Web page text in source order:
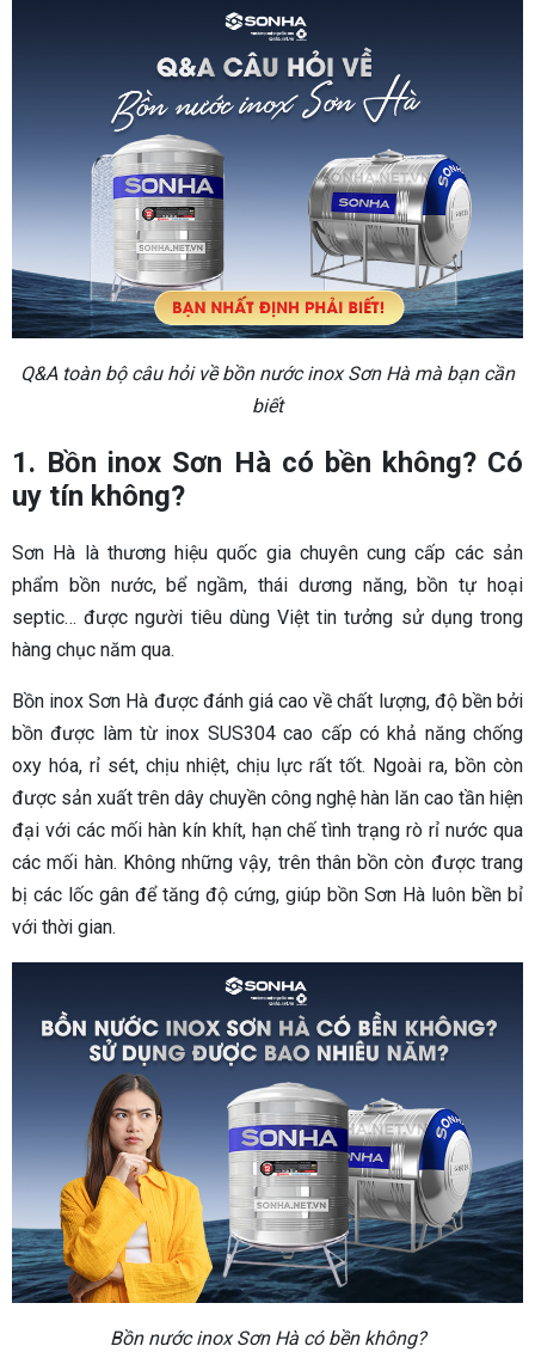
Q&A toàn bộ câu hỏi về bồn nước inox Sơn Hà mà bạn cần
biết
1. Bồn inox Sơn Hà có bền không? Có
uy tín không?
Sơn Hà là thương hiệu quốc gia chuyên cung cấp các sản
phẩm bồn nước, bể ngầm, thái dương năng, bồn tự hoại
septic… được người tiêu dùng Việt tin tưởng sử dụng trong
hàng chục năm qua.
Bồn inox Sơn Hà được đánh giá cao về chất lượng, độ bền bởi
bồn được làm từ inox SUS304 cao cấp có khả năng chống
oxy hóa, rỉ sét, chịu nhiệt, chịu lực rất tốt. Ngoài ra, bồn còn
được sản xuất trên dây chuyền công nghệ hàn lăn cao tần hiện
đại với các mối hàn kín khít, hạn chế tình trạng rò rỉ nước qua
các mối hàn. Không những vậy, trên thân bồn còn được trang
bị các lốc gân để tăng độ cứng, giúp bồn Sơn Hà luôn bền bỉ
với thời gian.
Bồn nước inox Sơn Hà có bền không?